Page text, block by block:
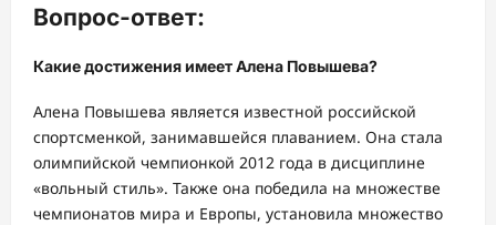
Вопрос-ответ:
Какие достижения имеет Алена Повышева?
Алена Повышева является известной российской
спортсменкой, занимавшейся плаванием. Она стала
олимпийской чемпионкой 2012 года в дисциплине
«вольный стиль». Также она победила на множестве
чемпионатов мира и Европы, установила множество